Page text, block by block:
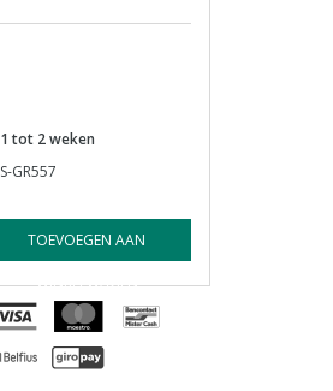
1 tot 2 weken
S-GR557
TOEVOEGEN AAN
WINKELWAGEN